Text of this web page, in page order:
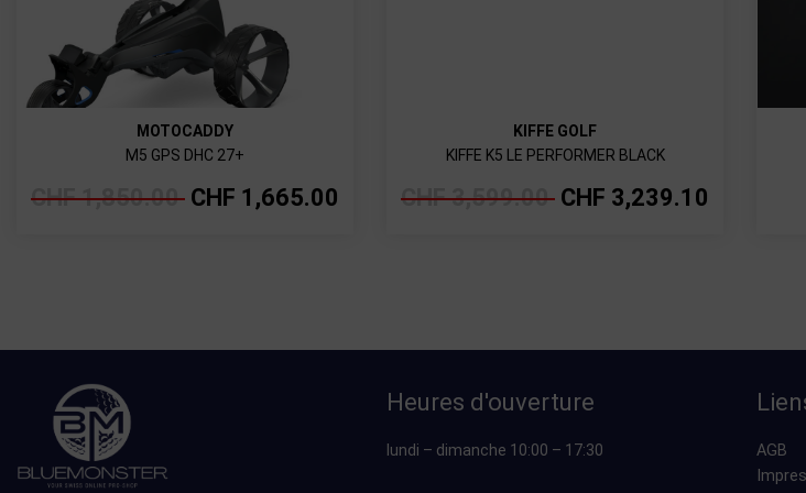
MOTOCADDY
M5 GPS DHC 27+
CHF 1,850.00 CHF 1,665.00
KIFFE GOLF
KIFFE K5 LE PERFORMER BLACK
CHF 3,599.00 CHF 3,239.10
Heures d'ouverture
lundi – dimanche 10:00 – 17:30
AGB